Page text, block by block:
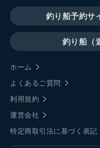
釣り船予約サ
釣り船（
ホーム
よくあるご質問
利用規約
運営会社
特定商取引法に基づく表記